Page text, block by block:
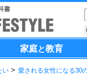
書
家庭と教育
い 愛される女性になる30